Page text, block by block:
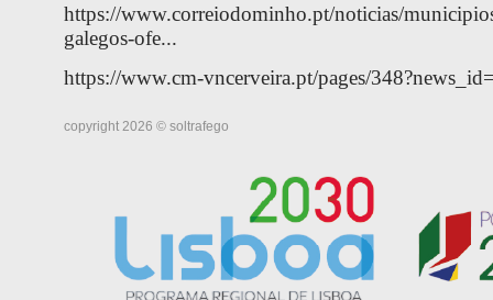
https://www.correiodominho.pt/noticias/
galegos-ofe...
https://www.cm-vncerveira.pt/pages/
copyright 2026 © soltrafego